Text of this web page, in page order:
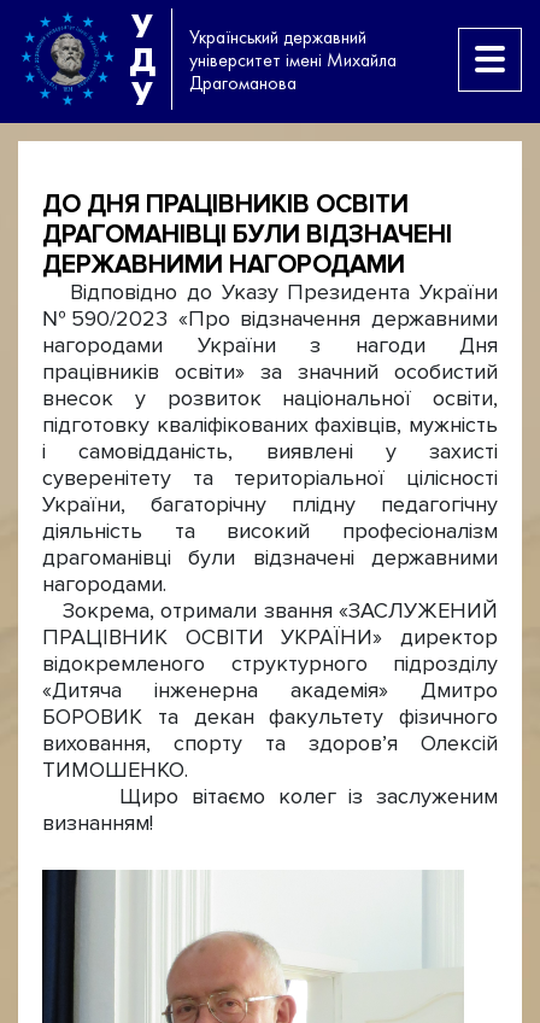
У
Д
У
Український державний
університет імені Михайла
Драгоманова
ДО ДНЯ ПРАЦІВНИКІВ ОСВІТИ
ДРАГОМАНІВЦІ БУЛИ ВІДЗНАЧЕНІ
ДЕРЖАВНИМИ НАГОРОДАМИ
Відповідно до Указу Президента України
№590/2023 «Про відзначення державними
нагородами України з нагоди Дня
працівників освіти» за значний особистий
внесок у розвиток національної освіти,
підготовку кваліфікованих фахівців, мужність
і самовідданість, виявлені у захисті
суверенітету та територіальної цілісності
України, багаторічну плідну педагогічну
діяльність та високий професіоналізм
драгоманівці були відзначені державними
нагородами.
Зокрема, отримали звання «ЗАСЛУЖЕНИЙ
ПРАЦІВНИК ОСВІТИ УКРАЇНИ» директор
відокремленого структурного підрозділу
«Дитяча інженерна академія» Дмитро
БОРОВИК та декан факультету фізичного
виховання, спорту та здоров’я Олексій
ТИМОШЕНКО.
Щиро вітаємо колег із заслуженим
визнанням!